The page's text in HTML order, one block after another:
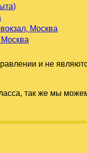
Москва
Москва
и не
так же мы